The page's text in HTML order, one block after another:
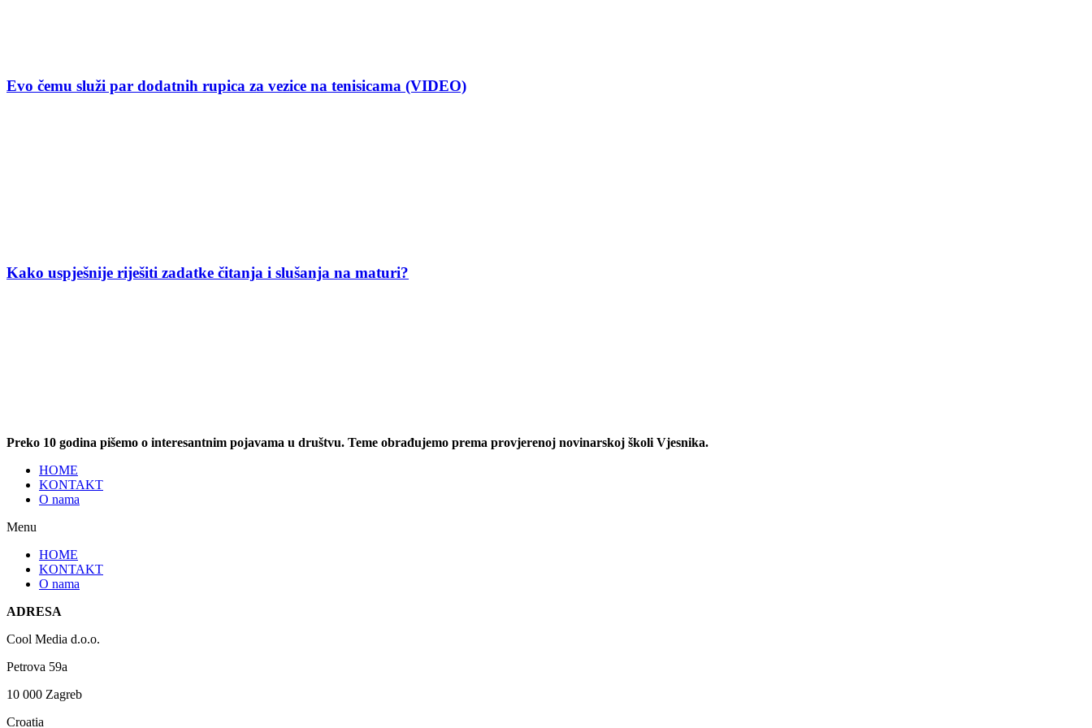
Evo čemu služi par dodatnih rupica za vezice na tenisicama (VIDEO)
Kako uspješnije riješiti zadatke čitanja i slušanja na maturi?
Preko 10 godina pišemo o interesantnim pojavama u društvu. Teme obrađujemo prema provjerenoj novinarskoj školi Vjesnika.
HOME
KONTAKT
O nama
Menu
HOME
KONTAKT
O nama
ADRESA
Cool Media d.o.o.
Petrova 59a
10 000 Zagreb
Croatia